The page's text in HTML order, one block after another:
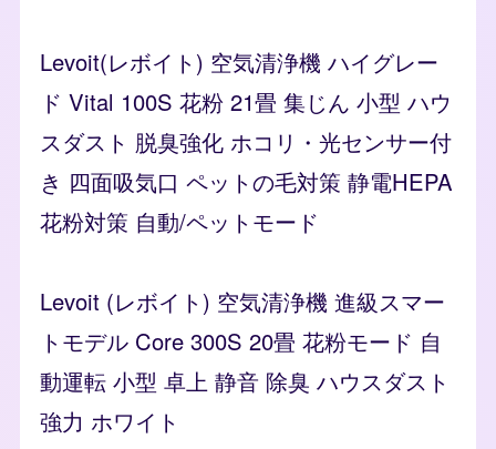
Levoit(レボイト) 空気清浄機 ハイグレー
ド Vital 100S 花粉 21畳 集じん 小型 ハウ
スダスト 脱臭強化 ホコリ・光センサー付
き 四面吸気口 ペットの毛対策 静電HEPA
花粉対策 自動/ペットモード
Levoit (レボイト) 空気清浄機 進級スマー
トモデル Core 300S 20畳 花粉モード 自
動運転 小型 卓上 静音 除臭 ハウスダスト
強力 ホワイト